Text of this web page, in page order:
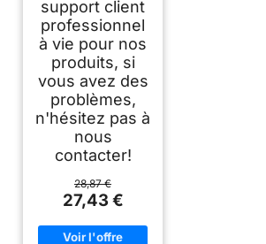
support client
professionnel
à vie pour nos
produits, si
vous avez des
problèmes,
n'hésitez pas à
nous
contacter!
28,87 €
27,43 €